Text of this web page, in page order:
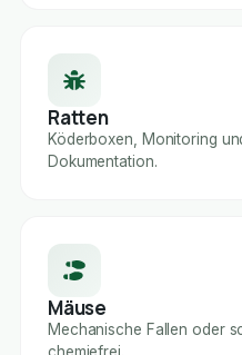
Ratten
Köderboxen, Monitoring
Dokumentation.
Mäuse
Mechanische Fallen oder